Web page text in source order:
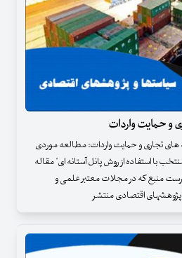
و حمایت واردات
تجاری و حمایت واردات: مطالعه موردی
با استفاده از روش پانل آستانه ای" مقاله
در 22 صفحه و با 35 فهرست منبع که در مجلات معتبر علمی و
اقتصادی منتشر